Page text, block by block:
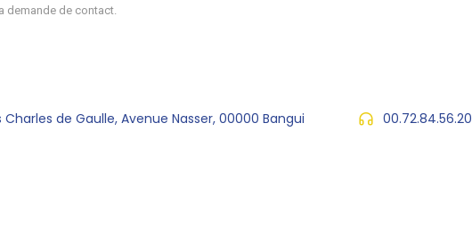
demande de contact.
Charles de Gaulle, Avenue Nasser, 00000 Bangui 00.72.84.56.20